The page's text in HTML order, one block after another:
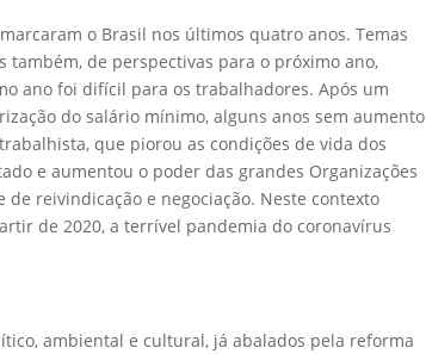
o Brasil nos últimos quatro anos. Temas
também, de perspectivas para o próximo ano,
ano foi difícil para os trabalhadores. Após um
do salário mínimo, alguns anos sem aumento
que piorou as condições de vida dos
e aumentou o poder das grandes Organizações
reivindicação e negociação. Neste contexto
de 2020, a terrível pandemia do coronavírus
ambiental e cultural, já abalados pela reforma